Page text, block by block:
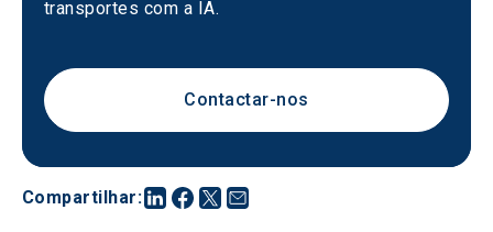
Compartilhar:
transportes com a IA.
Contactar-nos